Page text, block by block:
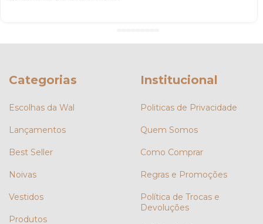
Categorias
Escolhas da Wal
Lançamentos
Best Seller
Noivas
Vestidos
Produtos
Institucional
Politicas de Privacidade
Quem Somos
Como Comprar
Regras e Promoções
Política de Trocas e
Devoluções